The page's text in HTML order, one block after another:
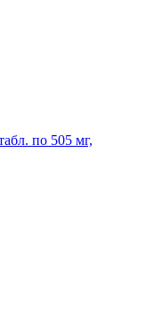
по 505 мг,